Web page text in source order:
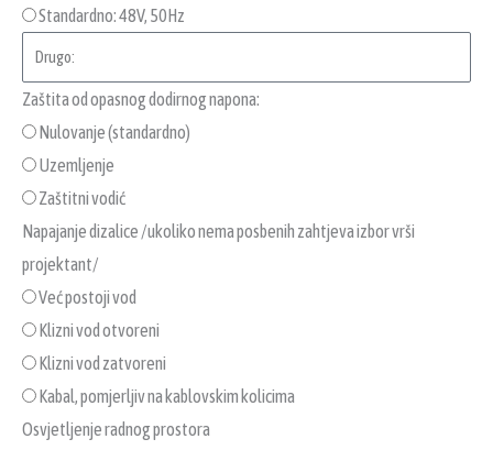
Standardno: 48V, 50Hz
Zaštita od opasnog dodirnog napona:
Nulovanje (standardno)
Uzemljenje
Zaštitni vodić
Napajanje dizalice /ukoliko nema posbenih zahtjeva izbor vrši
projektant/
Već postoji vod
Klizni vod otvoreni
Klizni vod zatvoreni
Kabal, pomjerljiv na kablovskim kolicima
Osvjetljenje radnog prostora